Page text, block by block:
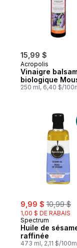
15,99 $
Acropolis
Vinaigre
biologique
250 ml, 6,40 $/
sale:
9,99 $ , formerly:
10,99 $
1,00 $ DE RABAIS
Spectrum
Huile de
raffinée
473 ml, 2,11 $/